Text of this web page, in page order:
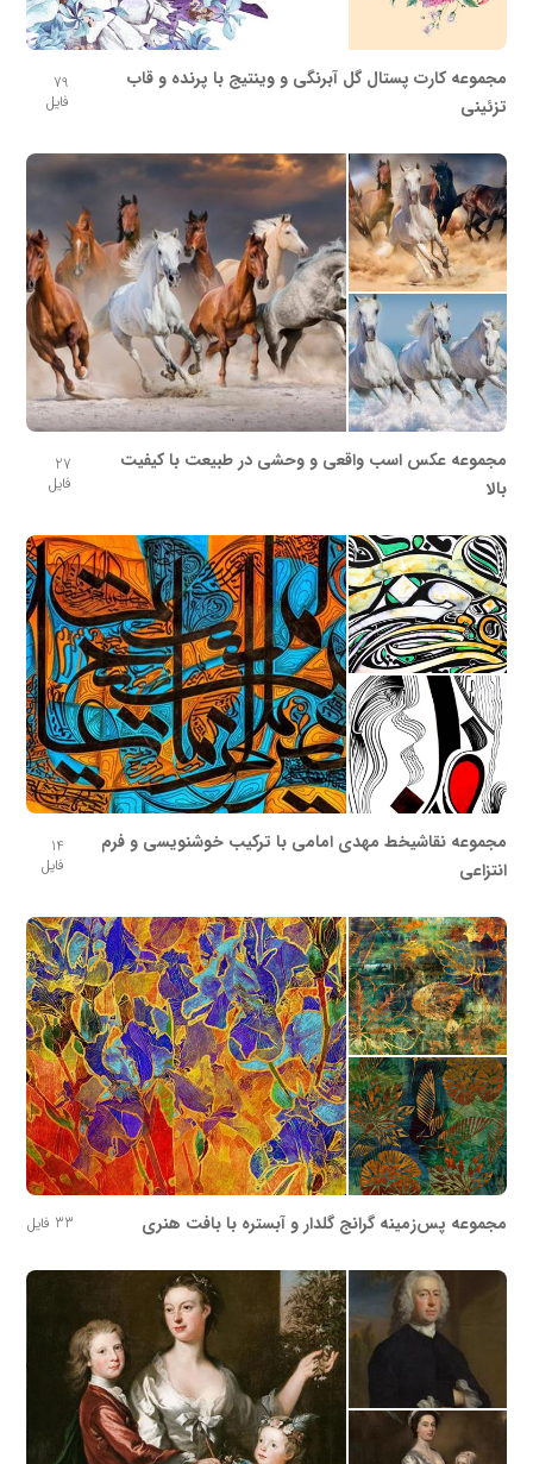
مجموعه کارت پستال گل آبرنگی و وینتیج با پرنده و قاب
تزئینی
79
فایل
مجموعه عکس اسب واقعی و وحشی در طبیعت با کیفیت
بالا
27
فایل
مجموعه نقاشیخط مهدی امامی با ترکیب خوشنویسی و فرم
انتزاعی
14
فایل
مجموعه پس‌زمینه گرانج گلدار و آبستره با بافت هنری 33 فایل